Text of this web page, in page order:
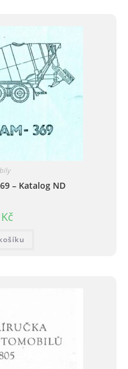
– Katalog ND
Kč